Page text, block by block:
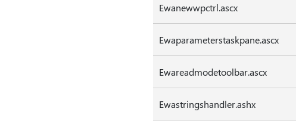
Ewanewwpctrl.ascx
Ewaparameterstaskpane.ascx
Ewareadmodetoolbar.ascx
Ewastringshandler.ashx